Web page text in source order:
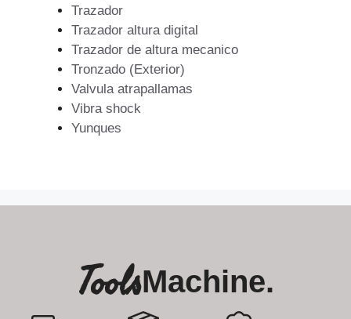
Trazador
Trazador altura digital
Trazador de altura mecanico
Tronzado (Exterior)
Valvula atrapallamas
Vibra shock
Yunques
ToolsMachine.